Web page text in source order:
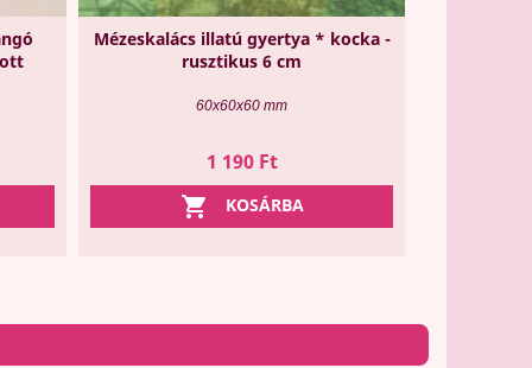
Mézeskalács illatú gyertya * kocka -
rusztikus 6 cm
60x60x60 mm
Ár
1 190 Ft
 KOSÁRBA